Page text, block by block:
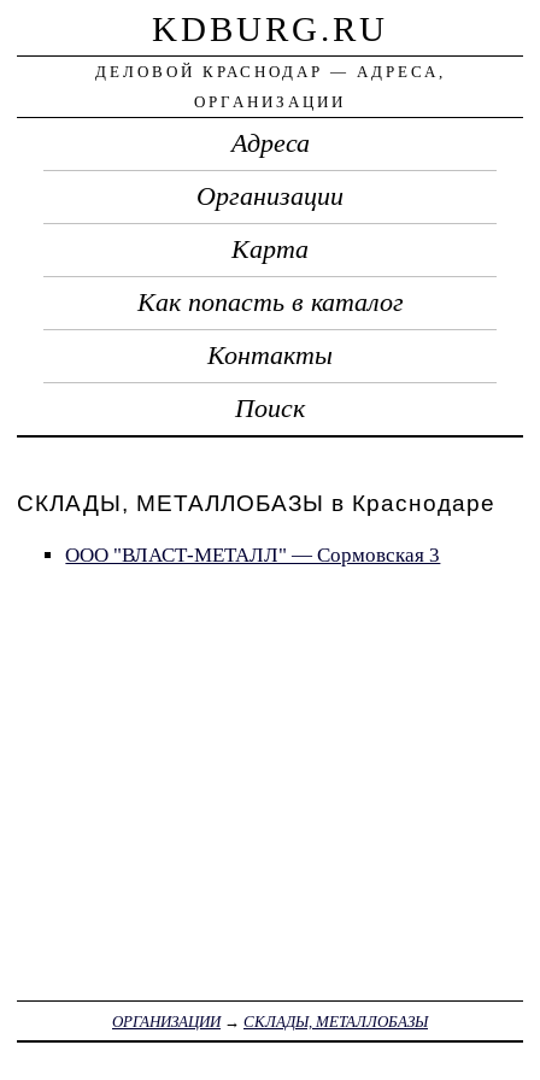
KDBURG.RU
ДЕЛОВОЙ КРАСНОДАР — АДРЕСА,
ОРГАНИЗАЦИИ
Адреса
Организации
Карта
Как попасть в каталог
Контакты
Поиск
СКЛАДЫ, МЕТАЛЛОБАЗЫ в Краснодаре
ООО "ВЛАСТ-МЕТАЛЛ" — Сормовская 3
ОРГАНИЗАЦИИ→ СКЛАДЫ, МЕТАЛЛОБАЗЫ